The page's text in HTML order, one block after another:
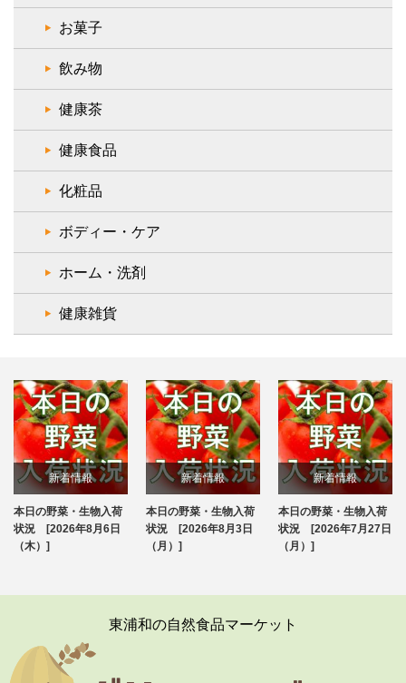
お菓子
飲み物
健康茶
健康食品
化粧品
ボディー・ケア
ホーム・洗剤
健康雑貨
新着情報
ブログ
本日の野菜・生物入荷
状況 [2026年8月6日
（木）]
新着情報
ブログ
本日の野菜・生物入荷
状況 [2026年8月3日
（月）]
新着情報
ブログ
本日の野菜・生物入荷
状況 [2026年7月27日
（月）]
東浦和の自然食品マーケット